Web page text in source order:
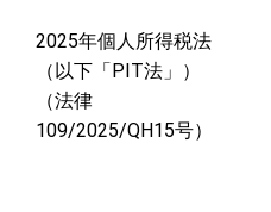
2025年個人所得税法
（以下「PIT法」）
（法律
109/2025/QH15号）